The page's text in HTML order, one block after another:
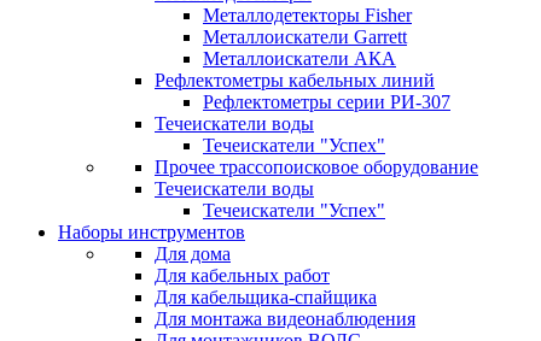
Металлодетекторы Fisher
Металлоискатели Garrett
Металлоискатели АКА
Рефлектометры кабельных линий
Рефлектометры серии РИ-307
Течеискатели воды
Течеискатели "Успех"
Прочее трассопоисковое оборудование
Течеискатели воды
Течеискатели "Успех"
Наборы инструментов
Для дома
Для кабельных работ
Для кабельщика-спайщика
Для монтажа видеонаблюдения